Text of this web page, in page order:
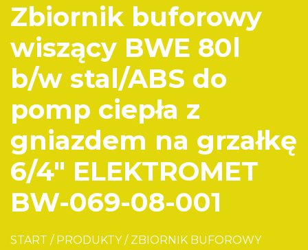
Zbiornik buforowy
wiszący BWE 80l
b/w stal/ABS do
pomp ciepła z
gniazdem na grzałkę
6/4″ ELEKTROMET
BW-069-08-001
START / PRODUKTY / ZBIORNIK BUFOROWY